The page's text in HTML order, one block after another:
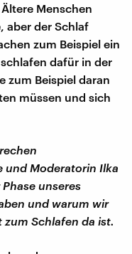
Menschen
aber der Schlaf
zum Beispiel ein
dafür in der
zum Beispiel daran
müssen und sich
und Moderatorin Ilka
unseres
und warum wir
zum Schlafen da ist.